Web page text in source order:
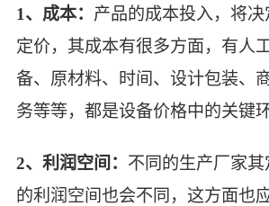
1、成本： 产品的成本投入，将
定价，其成本有很多方面，有人
备、原材料、时间、设计包装、
务等等，都是设备价格中的关键环
2、利润空间： 不同的生产厂家
的利润空间也会不同，这方面也